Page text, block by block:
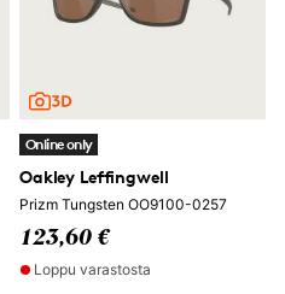
Online only
Oakley Leffingwell
Prizm Tungsten OO9100-0257
123,60 €
Loppu varastosta